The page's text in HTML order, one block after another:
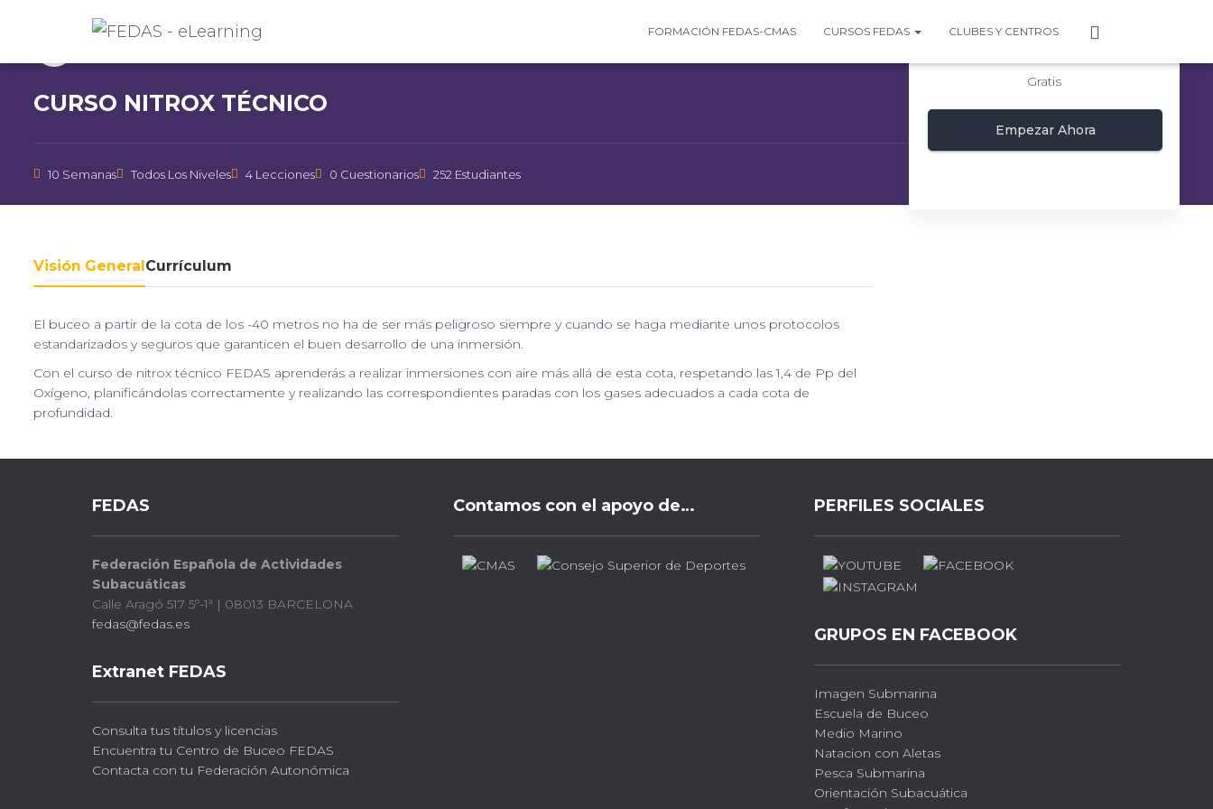
FORMACIÓN FEDAS-CMAS CURSOS FEDAS CLUBES Y CENTROS
R
Instructor Categoría
CURSO NITROX TÉCNICO
10 Semanas Todos Los Niveles 4 Lecciones 0 Cuestionarios 252 Estudiantes
Visión GeneralCurrículum
El buceo a partir de la cota de los -40 metros no ha de ser más peligroso siempre y cuando se haga mediante unos protocolos
estandarizados y seguros que garanticen el buen desarrollo de una inmersión.
Con el curso de nitrox técnico FEDAS aprenderás a realizar inmersiones con aire más allá de esta cota, respetando las 1,4 de Pp del
Oxígeno, planificándolas correctamente y realizando las correspondientes paradas con los gases adecuados a cada cota de
profundidad.
Gratis
Empezar Ahora
FEDAS
Federación Española de Actividades
Subacuáticas
Calle Aragó 517 5º-1ª | 08013 BARCELONA
fedas@fedas.es
Extranet FEDAS
Consulta tus títulos y licencias
Encuentra tu Centro de Buceo FEDAS
Contacta con tu Federación Autonómica
Contamos con el apoyo de… PERFILES SOCIALES
GRUPOS EN FACEBOOK
Imagen Submarina
Escuela de Buceo
Medio Marino
Natacion con Aletas
Pesca Submarina
Orientación Subacuática